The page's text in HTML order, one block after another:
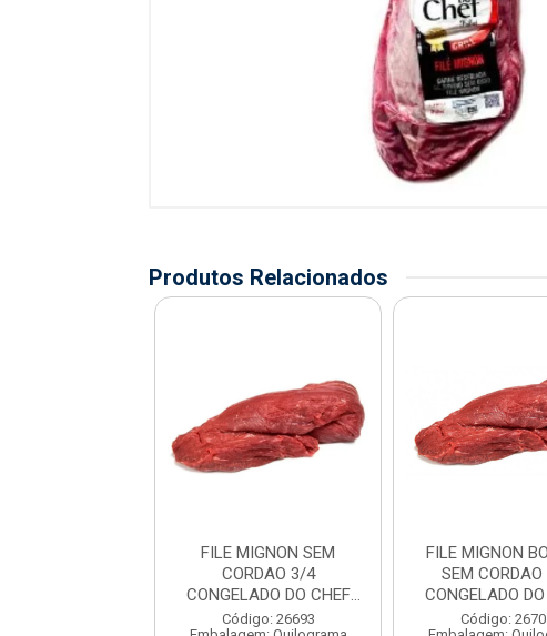
Produtos Relacionados
FILE MIGNON SEM
CORDAO 3/4
CONGELADO DO CHEF
CAIXA ±25KG
Código: 26693
FILE MIGNON
SEM
CONGELADO
CAIXA ±2...
Código: